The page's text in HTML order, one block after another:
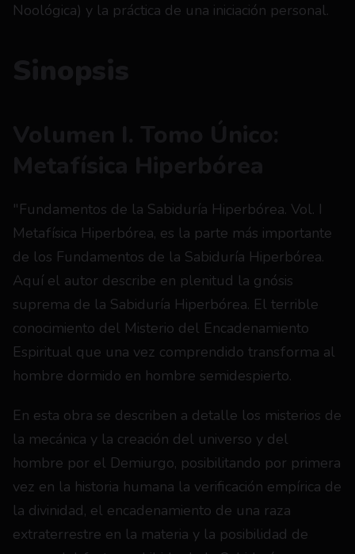
Noológica) y la práctica de una iniciación personal.
"Fundamentos de la Sabiduría Hiperbórea. Vol. I
Metafísica Hiperbórea, es la parte más importante
de los Fundamentos de la Sabiduría Hiperbórea.
Aquí el autor describe en plenitud la gnósis
suprema de la Sabiduría Hiperbórea. El terrible
conocimiento del Misterio del Encadenamiento
Espiritual que una vez comprendido transforma al
hombre dormido en hombre semidespierto.
En esta obra se describen a detalle los misterios de
la mecánica y la creación del universo y del
hombre por el Demiurgo, posibilitando por primera
vez en la historia humana la verificación empírica de
la divinidad, el encadenamiento de una raza
extraterrestre en la materia y la posibilidad de